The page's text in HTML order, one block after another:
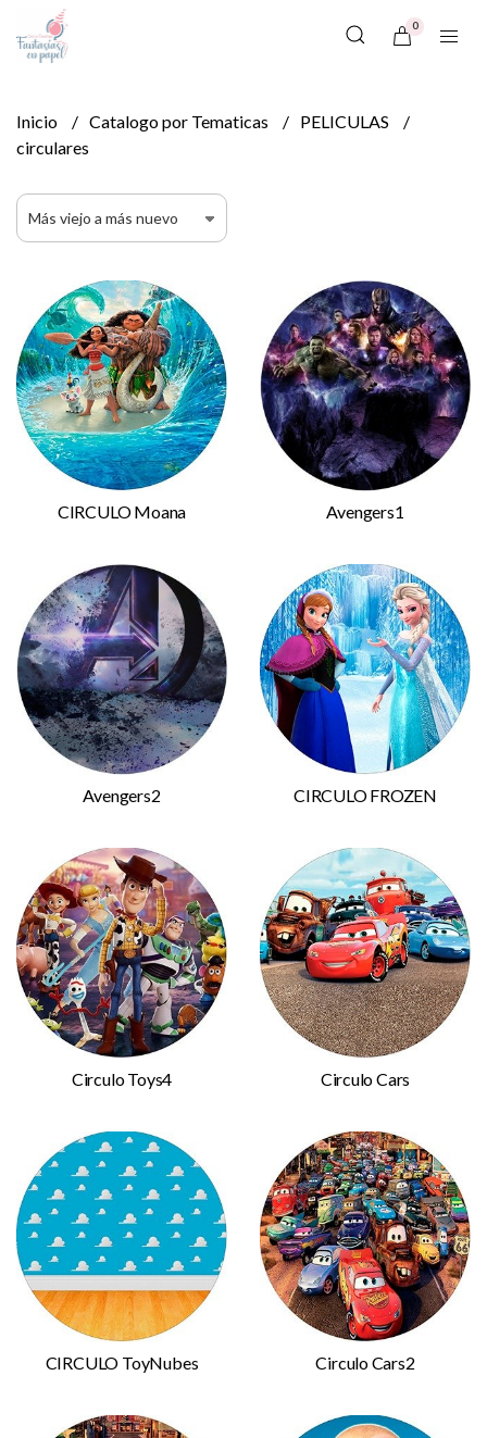
0
Inicio Catalogo por Tematicas
PELICULAS
circulares
CIRCULO Moana Avengers1
Avengers2 CIRCULO FROZEN
Circulo Toys4 Circulo Cars
CIRCULO ToyNubes Circulo Cars2